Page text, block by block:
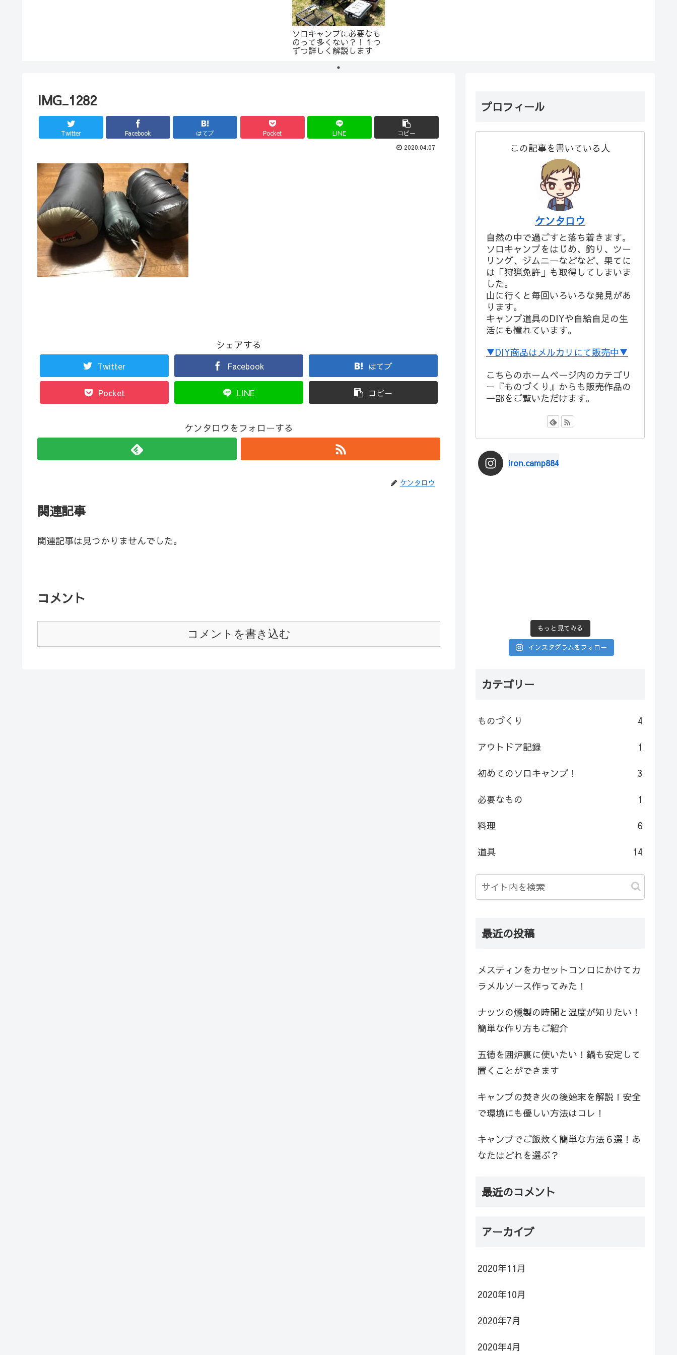
ソロキャンプに必要なも
のって多くない？！１つ
ずつ詳しく解説します
IMG_1282
Twitter Facebook はてブ Pocket LINE コピー
2020.04.07
シェアする
Twitter Facebook はてブ
Pocket LINE コピー
ケンタロウをフォローする
ケンタロウ
関連記事
関連記事は見つかりませんでした。
コメント
コメントを書き込む
プロフィール
この記事を書いている人
ケンタロウ
自然の中で過ごすと落ち着きます。
ソロキャンプをはじめ、釣り、ツー
リング、ジムニーなどなど、果てに
は「狩猟免許」も取得してしまいま
した。
山に行くと毎回いろいろな発見があ
ります。
キャンプ道具のDIYや自給自足の生
活にも憧れています。
▼DIY商品はメルカリにて販売中▼
こちらのホームページ内のカテゴリ
ー『ものづくり』からも販売作品の
一部をご覧いただけます。
iron.camp884
もっと見てみる
インスタグラムをフォロー
カテゴリー
ものづくり 4
アウトドア記録 1
初めてのソロキャンプ！ 3
必要なもの 1
料理 6
道具 14
最近の投稿
メスティンをカセットコンロにかけてカ
ラメルソース作ってみた！
ナッツの燻製の時間と温度が知りたい！
簡単な作り方もご紹介
五徳を囲炉裏に使いたい！鍋も安定して
置くことができます
キャンプの焚き火の後始末を解説！安全
で環境にも優しい方法はコレ！
キャンプでご飯炊く簡単な方法６選！あ
なたはどれを選ぶ？
最近のコメント
アーカイブ
2020年11月
2020年10月
2020年7月
2020年4月